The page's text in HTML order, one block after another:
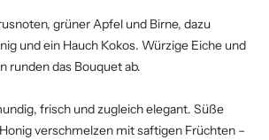
grüner Apfel und Birne, dazu
und ein Hauch Kokos. Würzige Eiche und
runden das Bouquet ab.
frisch und zugleich elegant. Süße
verschmelzen mit saftigen Früchten –